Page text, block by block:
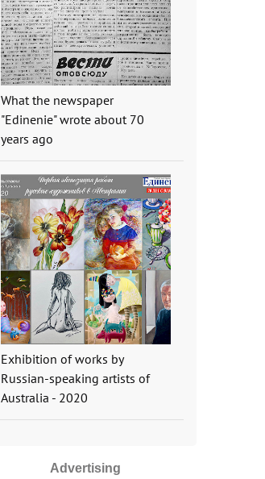
What the newspaper
"Edinenie" wrote about 70
years ago
Exhibition of works by
Russian-speaking artists of
Australia - 2020
Advertising